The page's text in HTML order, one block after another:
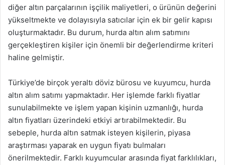
diğer altın parçalarının işçilik maliyetleri, o ürünün değerini
yükseltmekte ve dolayısıyla satıcılar için ek bir gelir kapısı
oluşturmaktadır. Bu durum, hurda altın alım satımını
gerçekleştiren kişiler için önemli bir değerlendirme kriteri
haline gelmiştir.
Türkiye’de birçok yeraltı döviz bürosu ve kuyumcu, hurda
altın alım satımı yapmaktadır. Her işlemde farklı fiyatlar
sunulabilmekte ve işlem yapan kişinin uzmanlığı, hurda
altın fiyatları üzerindeki etkiyi artırabilmektedir. Bu
sebeple, hurda altın satmak isteyen kişilerin, piyasa
araştırması yaparak en uygun fiyatı bulmaları
önerilmektedir. Farklı kuyumcular arasında fiyat farklılıkları,